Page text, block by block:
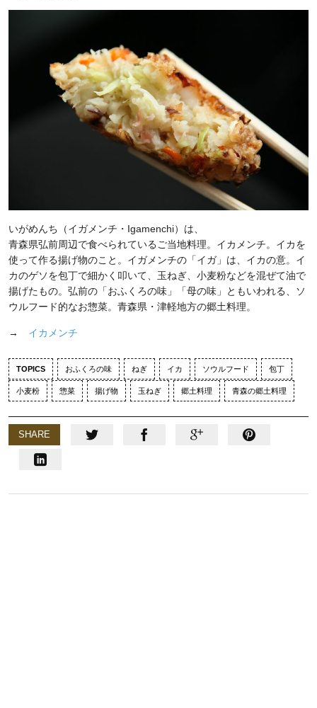
いがめんち（イガメンチ・Igamenchi）は、
青森県弘前周辺で食べられているご当地料理。イカメンチ。イカを
使って作る揚げ物のこと。イガメンチの「イガ」は、イカの意。イ
カのゲソを包丁で細かく叩いて、玉ねぎ、小麦粉などを混ぜて油で
揚げたもの。弘前の「おふくろの味」「母の味」ともいわれる、ソ
ウルフード的なお惣菜。青森県・津軽地方の郷土料理。
→ イカメンチ
TOPICS おふくろの味 ねぎ イカ ソウルフード 包丁
小麦粉 惣菜 揚げ物 玉ねぎ 郷土料理 青森の郷土料理
SHARE